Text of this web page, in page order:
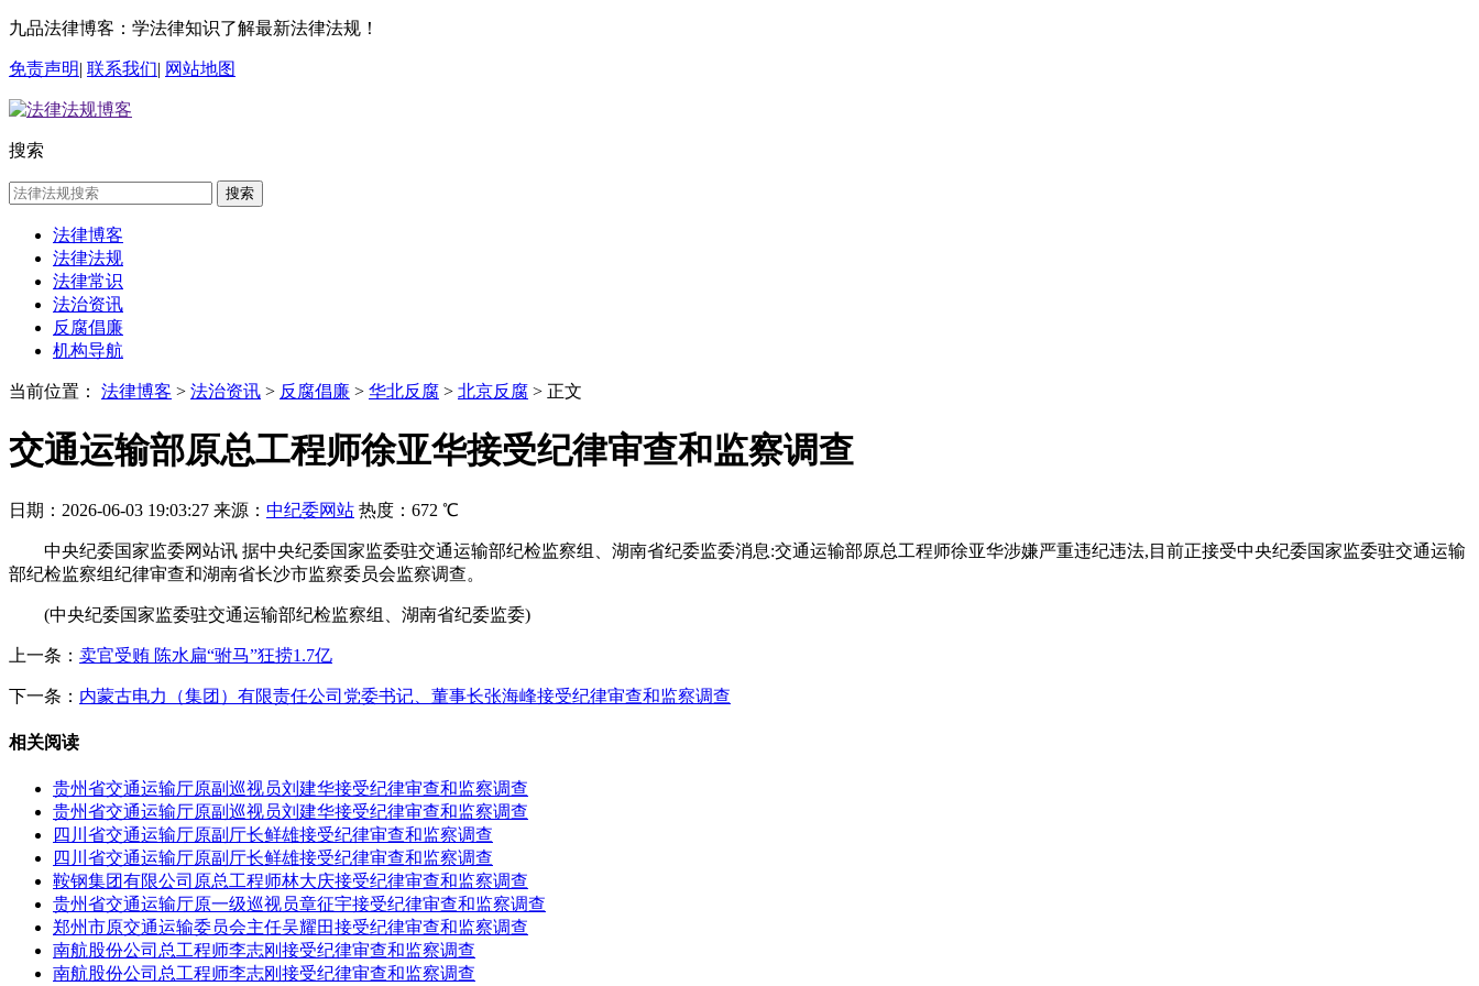
九品法律博客：学法律知识了解最新法律法规！
免责声明| 联系我们| 网站地图
搜索
搜索
法律博客
法律法规
法律常识
法治资讯
反腐倡廉
机构导航
当前位置： 法律博客 > 法治资讯 > 反腐倡廉 > 华北反腐 > 北京反腐 > 正文
交通运输部原总工程师徐亚华接受纪律审查和监察调查
日期： 2026-06-03 19:03:27 来源： 中纪委网站 热度： 672 ℃
中央纪委国家监委网站讯 据中央纪委国家监委驻交通运输部纪检监察组、湖南省纪委监委消息:交通运输部原总工程师徐亚华涉嫌严重违纪违法,目前正接受中央纪委国家监委驻交通运输
部纪检监察组纪律审查和湖南省长沙市监察委员会监察调查。
(中央纪委国家监委驻交通运输部纪检监察组、湖南省纪委监委)
上一条： 卖官受贿 陈水扁“驸马”狂捞1.7亿
下一条： 内蒙古电力（集团）有限责任公司党委书记、董事长张海峰接受纪律审查和监察调查
相关阅读
贵州省交通运输厅原副巡视员刘建华接受纪律审查和监察调查
贵州省交通运输厅原副巡视员刘建华接受纪律审查和监察调查
四川省交通运输厅原副厅长鲜雄接受纪律审查和监察调查
四川省交通运输厅原副厅长鲜雄接受纪律审查和监察调查
鞍钢集团有限公司原总工程师林大庆接受纪律审查和监察调查
贵州省交通运输厅原一级巡视员章征宇接受纪律审查和监察调查
郑州市原交通运输委员会主任吴耀田接受纪律审查和监察调查
南航股份公司总工程师李志刚接受纪律审查和监察调查
南航股份公司总工程师李志刚接受纪律审查和监察调查